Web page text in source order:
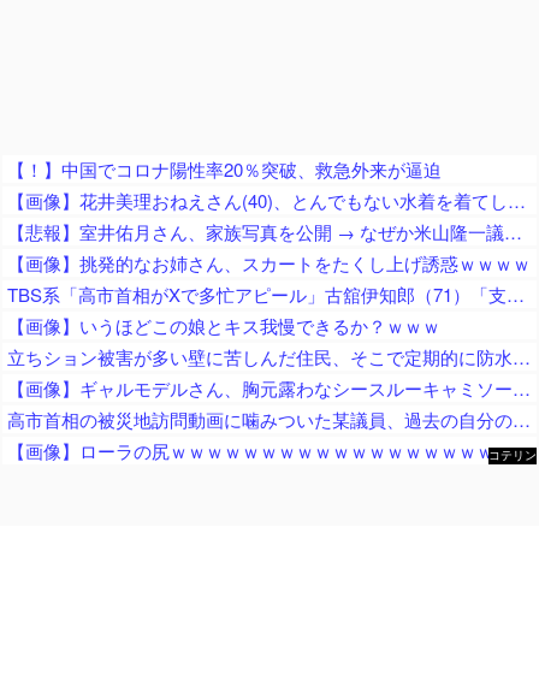
【！】中国でコロナ陽性率20％突破、救急外来が逼迫
【画像】花井美理おねえさん(40)、とんでもない水着を着てしまうｗｗ
【悲報】室井佑月さん、家族写真を公開 → なぜか米山隆一議員の姿が消えてネットで話題に → 「レスバで忙しいの？」「撮影係に徹してるのか？」
【画像】挑発的なお姉さん、スカートをたくし上げ誘惑ｗｗｗｗ
TBS系「高市首相がXで多忙アピール」古舘伊知郎（71）「支持率下がってますんで、国民の同情を誘ってるな、と思います」「いいねの数だけ涙をぬぐえる、そういう思いで書いてらっしゃるのかも」
【画像】いうほどこの娘とキス我慢できるか？ｗｗｗ
立ちション被害が多い壁に苦しんだ住民、そこで定期的に防水スプレーを吹きかけておいた結果……
【画像】ギャルモデルさん、胸元露わなシースルーキャミソール買い物に行ってしまうｗｗｗｗｗｗｗｗｗ
高市首相の被災地訪問動画に噛みついた某議員、過去の自分のやらかしを速攻で掘り起こされてしまい……
【画像】ローラの尻ｗｗｗｗｗｗｗｗｗｗｗｗｗｗｗｗｗｗｗｗｗｗｗｗ
コテリン